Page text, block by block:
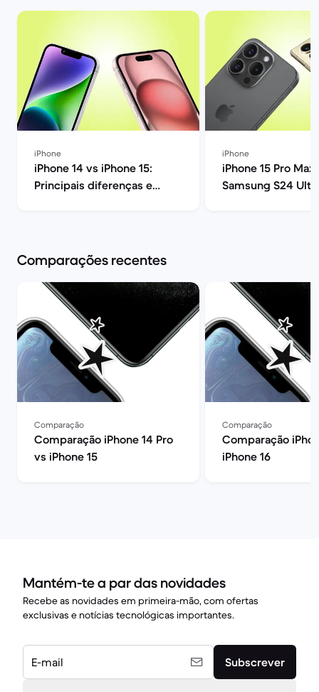
iPhone
iPhone 14 vs iPhone 15:
Principais diferenças e
iPhone
iPhone 15 Pro Max
Samsung S24
Comparações recentes
Comparação
Comparação iPhone 14 Pro
vs iPhone 15
Comparação
Comparação
iPhone 16
Mantém-te a par das novidades
Recebe as novidades em primeira-mão, com ofertas
exclusivas e notícias tecnológicas importantes.
E-mail Subscrever